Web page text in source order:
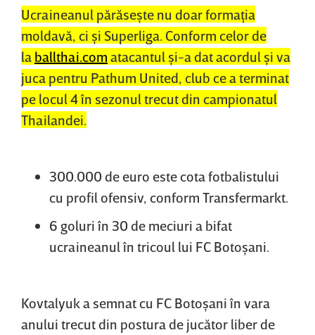
Ucraineanul părăseşte nu doar formaţia
moldavă, ci şi Superliga. Conform celor de
la ballthai.com atacantul şi-a dat acordul şi va
juca pentru Pathum United, club ce a terminat
pe locul 4 în sezonul trecut din campionatul
Thailandei.
300.000 de euro este cota fotbalistului
cu profil ofensiv, conform Transfermarkt.
6 goluri în 30 de meciuri a bifat
ucraineanul în tricoul lui FC Botoşani.
Kovtalyuk a semnat cu FC Botoşani în vara
anului trecut din postura de jucător liber de